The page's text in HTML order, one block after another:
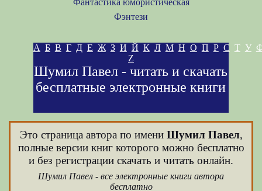
Фантастика юмористическая
Фэнтези
А Б В Г Д Е Ж З И Й К Л М Н О П Р С Т У
Z
Шумил Павел - читать и скачать
бесплатные электронные книги
Это страница автора по имени Шумил Павел,
полные версии книг которого можно бесплатно
и без регистрации скачать и читать онлайн.
Шумил Павел - все электронные книги автора
бесплатно